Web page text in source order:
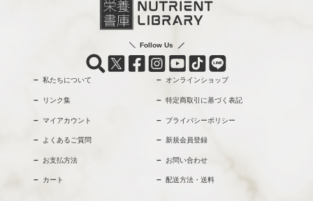
Follow Us
私たちについて オンラインショップ
リンク集 特定商取引に基づく表記
マイアカウント プライバシーポリシー
よくあるご質問 新規会員登録
お支払方法 お問い合わせ
カート 配送方法・送料